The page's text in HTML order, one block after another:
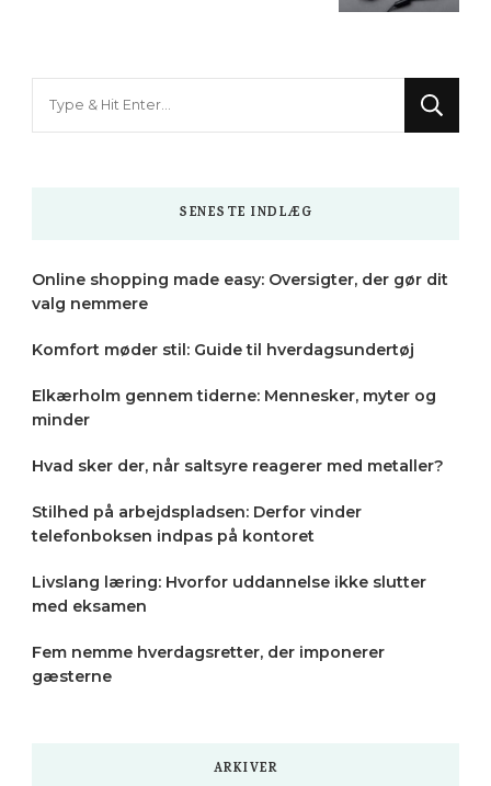
SENESTE INDLÆG
Online shopping made easy: Oversigter, der gør dit
valg nemmere
Komfort møder stil: Guide til hverdagsundertøj
Elkærholm gennem tiderne: Mennesker, myter og
minder
Hvad sker der, når saltsyre reagerer med metaller?
Stilhed på arbejdspladsen: Derfor vinder
telefonboksen indpas på kontoret
Livslang læring: Hvorfor uddannelse ikke slutter
med eksamen
Fem nemme hverdagsretter, der imponerer
gæsterne
ARKIVER